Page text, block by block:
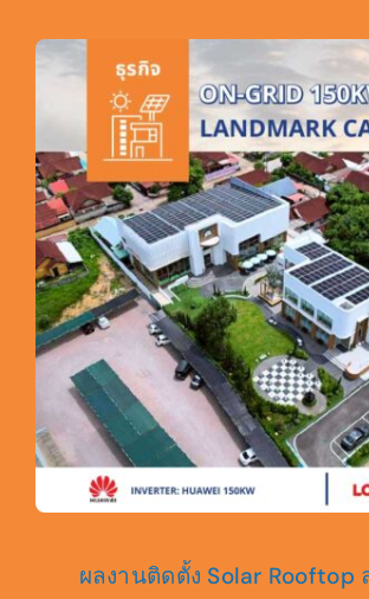
ผลงานติดตั้ง Solar Rooftop